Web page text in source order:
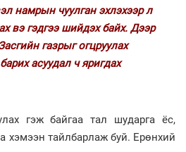
намрын чуулган эхлэхээр л
вэ гэдгээ шийдэх байх. Дээр
газрыг огцруулах
асуудал ч яригдах
гэж байгаа тал шударга ёс,
хэмээн тайлбарлаж буй. Ерөнхий